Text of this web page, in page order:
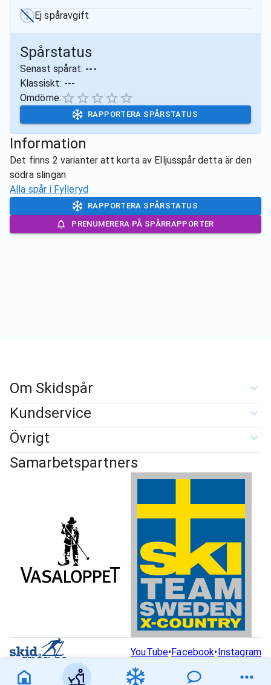
Ej spåravgift
Spårstatus
Senast spårat: ---
Klassiskt: ---
Omdöme:
RAPPORTERA SPÅRSTATUS
Information
Det finns 2 varianter att korta av Elljusspår detta är den
södra slingan
Alla spår i Fylleryd
RAPPORTERA SPÅRSTATUS
PRENUMERERA PÅ SPÅRRAPPORTER
Om Skidspår
Kundservice
Övrigt
Samarbetspartners
YouTube•Facebook•Instagram